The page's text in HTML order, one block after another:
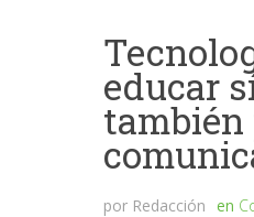
educar
también
por Redacción en